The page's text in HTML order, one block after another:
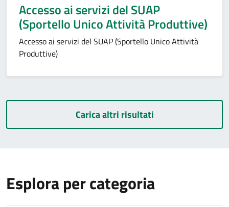
Accesso ai servizi del SUAP
(Sportello Unico Attività Produttive)
Accesso ai servizi del SUAP (Sportello Unico Attività
Produttive)
Carica altri risultati
Esplora per categoria